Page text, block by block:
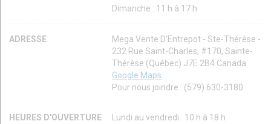
Dimanche : 11 h à 17 h
ADRESSE
Mega Vente D’Entrepot - Ste-Thérèse -
232 Rue Saint-Charles, #170, Sainte-
Thérèse (Québec) J7E 2B4 Canada
Google Maps
Pour nous joindre : (579) 630-3180
HEURES D'OUVERTURE
Lundi au vendredi : 10 h à 18 h